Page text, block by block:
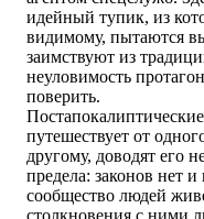
идейный тупик, из
видимому, пытаются
заимствуют из
неуловимость
поверить.
путешествует от
другому, доводят его
предела: законов нет
сообщество людей